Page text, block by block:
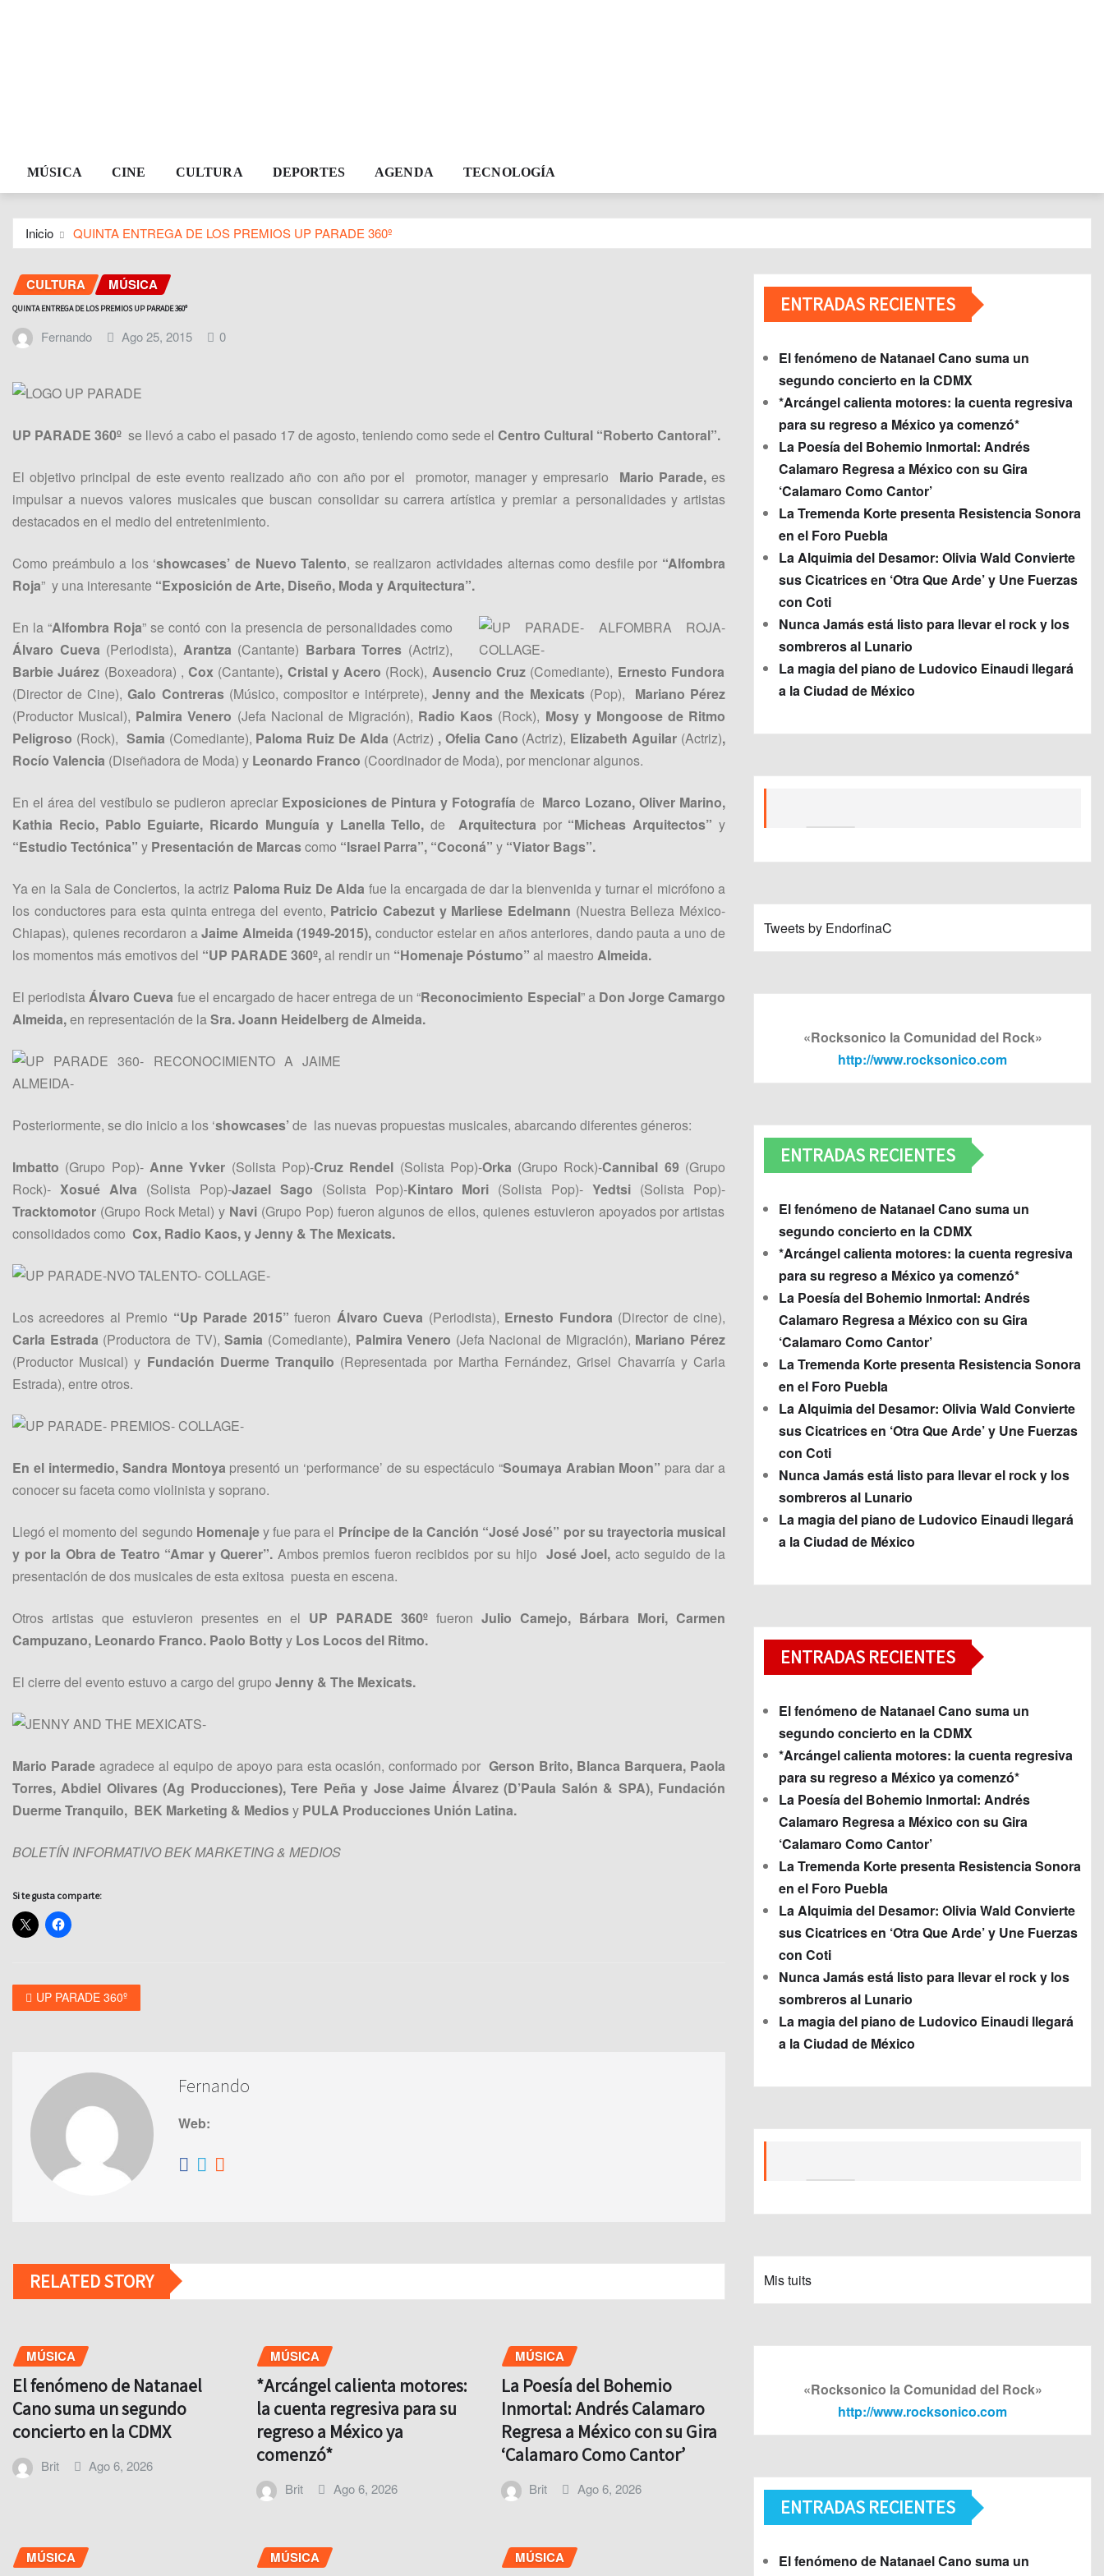
MÚSICA CINE CULTURA DEPORTES AGENDA TECNOLOGÍA
Inicio QUINTA ENTREGA DE LOS PREMIOS UP PARADE 360º
CULTURA MÚSICA
QUINTA ENTREGA DE LOS PREMIOS UP PARADE 360º
Fernando Ago 25, 2015 0
UP PARADE 360º se llevó a cabo el pasado 17 de agosto, teniendo como sede el Centro Cultural “Roberto Cantoral”.
El objetivo principal de este evento realizado año con año por el promotor, manager y empresario Mario Parade,es
impulsar a nuevos valores musicales que buscan consolidar su carrera artística y premiar a personalidades y artistas
destacados en el medio del entretenimiento.
Como preámbulo a los ‘showcases’ de Nuevo Talento, se realizaron actividades alternas como desfile por “Alfombra
Roja” y una interesante “Exposición de Arte, Diseño, Moda y Arquitectura”.
En la “Alfombra Roja” se contó con la presencia de personalidades como
Álvaro Cueva (Periodista), Arantza (Cantante) Barbara Torres (Actriz),
Barbie Juárez (Boxeadora) ,Cox (Cantante), Cristal y Acero (Rock), Ausencio Cruz (Comediante), Ernesto Fundora
(Director de Cine),Galo Contreras (Músico, compositor e intérprete),Jenny and the Mexicats (Pop), Mariano Pérez
(Productor Musical), Palmira Venero (Jefa Nacional de Migración), Radio Kaos (Rock), Mosy y Mongoose de Ritmo
Peligroso (Rock), Samia (Comediante), Paloma Ruiz De Alda (Actriz) , Ofelia Cano (Actriz), Elizabeth Aguilar (Actriz),
Rocío Valencia (Diseñadora de Moda) y Leonardo Franco (Coordinador de Moda), por mencionar algunos.
En el área del vestíbulo se pudieron apreciar Exposiciones de Pintura y Fotografía de Marco Lozano, Oliver Marino,
Kathia Recio, Pablo Eguiarte, Ricardo Munguía y Lanella Tello,de Arquitectura por“Micheas Arquitectos”y
“Estudio Tectónica” y Presentación de Marcascomo “Israel Parra”, “Coconá” y “Viator Bags”.
Ya en la Sala de Conciertos, la actriz Paloma Ruiz De Alda fue la encargada de dar la bienvenida y turnar el micrófono a
los conductores para esta quinta entrega del evento, Patricio Cabezut y Marliese Edelmann (Nuestra Belleza México-
Chiapas), quienes recordaron aJaime Almeida (1949-2015), conductor estelar en años anteriores, dando pauta a uno de
los momentos más emotivos del “UP PARADE 360º,al rendir un “Homenaje Póstumo” al maestro Almeida.
El periodistaÁlvaro Cueva fue el encargado de hacer entrega de un “Reconocimiento Especial” aDon Jorge Camargo
Almeida,en representación de laSra. Joann Heidelberg de Almeida.
Posteriormente, se dio inicio a los ‘showcases’ de las nuevas propuestas musicales, abarcando diferentes géneros:
Imbatto (Grupo Pop)-Anne Yvker (Solista Pop)-Cruz Rendel (Solista Pop)-Orka (Grupo Rock)-Cannibal 69 (Grupo
Rock)- Xosué Alva (Solista Pop)-Jazael Sago (Solista Pop)-Kintaro Mori (Solista Pop)-Yedtsi (Solista Pop)-
Tracktomotor (Grupo Rock Metal) y Navi (Grupo Pop) fueron algunos de ellos, quienes estuvieron apoyados por artistas
consolidados como Cox, Radio Kaos, y Jenny & The Mexicats.
Los acreedores al Premio “Up Parade 2015” fueron Álvaro Cueva (Periodista), Ernesto Fundora (Director de cine),
Carla Estrada (Productora de TV),Samia (Comediante), Palmira Venero (Jefa Nacional de Migración), Mariano Pérez
(Productor Musical) y Fundación Duerme Tranquilo (Representada por Martha Fernández, Grisel Chavarría y Carla
Estrada), entre otros.
En el intermedio, Sandra Montoya presentó un ‘performance’ de su espectáculo “Soumaya Arabian Moon” para dar a
conocer su faceta como violinista y soprano.
Llegó el momento del segundo Homenajey fue para el Príncipe de la Canción “José José” por su trayectoria musical
y por la Obra de Teatro “Amar y Querer”. Ambos premios fueron recibidos por su hijo José Joel, acto seguido de la
presentación de dos musicales de esta exitosa puesta en escena.
Otros artistas que estuvieron presentes en el UP PARADE 360º fueron Julio Camejo, Bárbara Mori, Carmen
Campuzano, Leonardo Franco. Paolo Bottyy Los Locos del Ritmo.
El cierre del evento estuvo a cargo del grupo Jenny & The Mexicats.
Mario Parade agradece al equipo de apoyo para esta ocasión, conformado porGerson Brito, Blanca Barquera, Paola
Torres, Abdiel Olivares (Ag Producciones), Tere Peña y Jose Jaime Álvarez (D’Paula Salón & SPA), Fundación
Duerme Tranquilo, BEK Marketing & Mediosy PULA Producciones Unión Latina.
BOLETÍN INFORMATIVO BEK MARKETING & MEDIOS
Si te gusta comparte:
UP PARADE 360º
Fernando
Web:
RELATED STORY
MÚSICA
El fenómeno de Natanael
Cano suma un segundo
concierto en la CDMX
Brit Ago 6, 2026
MÚSICA
*Arcángel calienta motores:
la cuenta regresiva para su
regreso a México ya
comenzó*
Brit Ago 6, 2026
MÚSICA
La Poesía del Bohemio
Inmortal: Andrés Calamaro
Regresa a México con su Gira
‘Calamaro Como Cantor’
Brit Ago 6, 2026
MÚSICA MÚSICA MÚSICA
ENTRADAS RECIENTES
El fenómeno de Natanael Cano suma un
segundo concierto en la CDMX
*Arcángel calienta motores: la cuenta regresiva
para su regreso a México ya comenzó*
La Poesía del Bohemio Inmortal: Andrés
Calamaro Regresa a México con su Gira
‘Calamaro Como Cantor’
La Tremenda Korte presenta Resistencia Sonora
en el Foro Puebla
La Alquimia del Desamor: Olivia Wald Convierte
sus Cicatrices en ‘Otra Que Arde’ y Une Fuerzas
con Coti
Nunca Jamás está listo para llevar el rock y los
sombreros al Lunario
La magia del piano de Ludovico Einaudi llegará
a la Ciudad de México
Tweets by EndorfinaC
«Rocksonico la Comunidad del Rock»
http://www.rocksonico.com
ENTRADAS RECIENTES
El fenómeno de Natanael Cano suma un
segundo concierto en la CDMX
*Arcángel calienta motores: la cuenta regresiva
para su regreso a México ya comenzó*
La Poesía del Bohemio Inmortal: Andrés
Calamaro Regresa a México con su Gira
‘Calamaro Como Cantor’
La Tremenda Korte presenta Resistencia Sonora
en el Foro Puebla
La Alquimia del Desamor: Olivia Wald Convierte
sus Cicatrices en ‘Otra Que Arde’ y Une Fuerzas
con Coti
Nunca Jamás está listo para llevar el rock y los
sombreros al Lunario
La magia del piano de Ludovico Einaudi llegará
a la Ciudad de México
ENTRADAS RECIENTES
El fenómeno de Natanael Cano suma un
segundo concierto en la CDMX
*Arcángel calienta motores: la cuenta regresiva
para su regreso a México ya comenzó*
La Poesía del Bohemio Inmortal: Andrés
Calamaro Regresa a México con su Gira
‘Calamaro Como Cantor’
La Tremenda Korte presenta Resistencia Sonora
en el Foro Puebla
La Alquimia del Desamor: Olivia Wald Convierte
sus Cicatrices en ‘Otra Que Arde’ y Une Fuerzas
con Coti
Nunca Jamás está listo para llevar el rock y los
sombreros al Lunario
La magia del piano de Ludovico Einaudi llegará
a la Ciudad de México
Mis tuits
«Rocksonico la Comunidad del Rock»
http://www.rocksonico.com
ENTRADAS RECIENTES
El fenómeno de Natanael Cano suma un